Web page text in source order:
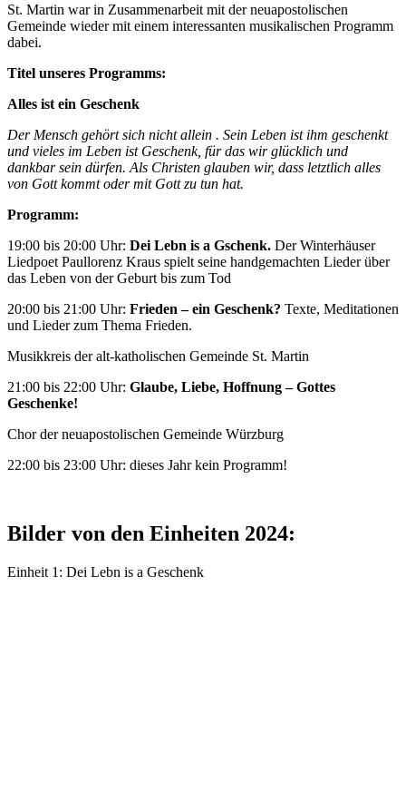
St. Martin war in Zusammenarbeit mit der neuapostolischen
Gemeinde wieder mit einem interessanten musikalischen Programm
dabei.
Titel unseres Programms:
Alles ist ein Geschenk
Der Mensch gehört sich nicht allein . Sein Leben ist ihm geschenkt
und vieles im Leben ist Geschenk, für das wir glücklich und
dankbar sein dürfen. Als Christen glauben wir, dass letztlich alles
von Gott kommt oder mit Gott zu tun hat.
Programm:
19:00 bis 20:00 Uhr: Dei Lebn is a Gschenk. Der Winterhäuser
Liedpoet Paullorenz Kraus spielt seine handgemachten Lieder über
das Leben von der Geburt bis zum Tod
20:00 bis 21:00 Uhr: Frieden – ein Geschenk? Texte, Meditationen
und Lieder zum Thema Frieden.
Musikkreis der alt-katholischen Gemeinde St. Martin
21:00 bis 22:00 Uhr: Glaube, Liebe, Hoffnung – Gottes
Geschenke!
Chor der neuapostolischen Gemeinde Würzburg
22:00 bis 23:00 Uhr: dieses Jahr kein Programm!
Bilder von den Einheiten 2024:
Einheit 1: Dei Lebn is a Geschenk